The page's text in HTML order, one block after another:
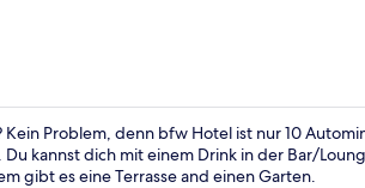
Kein Problem, denn bfw Hotel ist nur 10
kannst dich mit einem Drink in der Bar/
gibt es eine Terrasse and einen Garten.